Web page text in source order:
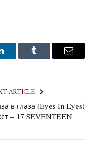
Tumblr Email
ARTICLE
в глаза (Eyes In Eyes)
– 17 SEVENTEEN